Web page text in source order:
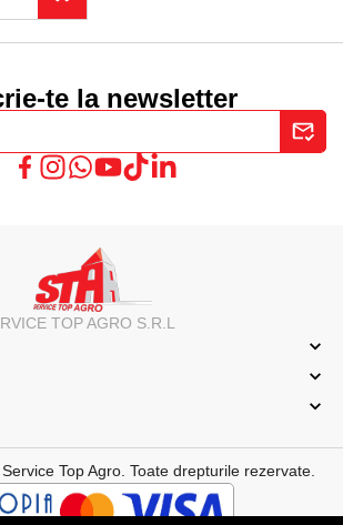
te la newsletter
TOP AGRO S.R.L
Top Agro. Toate drepturile rezervate.